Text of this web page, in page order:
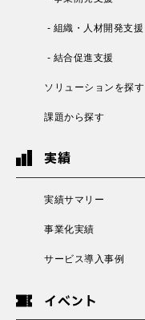
- 組織・人材開発支援
- 結合促進支援
ソリューションを探す
課題から探す
実績
実績サマリー
事業化実績
サービス導入事例
イベント